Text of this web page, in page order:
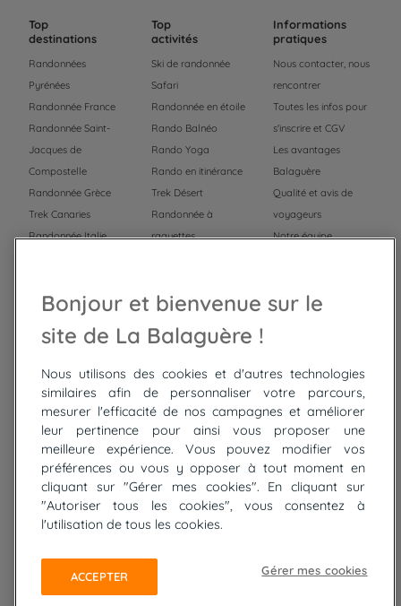
Top
destinations
Randonnées
Pyrénées
Randonnée France
Randonnée Saint-
Jacques de
Compostelle
Randonnée Grèce
Trek Canaries
Randonnée Italie
Trek Mauritanie
Top
activités
Ski de randonnée
Safari
Randonnée en étoile
Rando Balnéo
Rando Yoga
Rando en itinérance
Trek Désert
Randonnée à
raquettes
Trek
Informations
pratiques
Nous contacter, nous
rencontrer
Toutes les infos pour
s'inscrire et CGV
Les avantages
Balaguère
Qualité et avis de
voyageurs
Notre équipe
Top
circuits
Tour du lac de Constance à vélo
Cyclades : Amorgos et Naxos
Randonnée aux Bardenas Reales
De Collioure à Cadaquès à pied
Découverte des trésors de Madère
Rando Réunion en douceur
Trek sur Tenerife
Bonjour et bienvenue sur le
site de La Balaguère !
Nous utilisons des cookies et d'autres technologies
similaires afin de personnaliser votre parcours,
mesurer l'efficacité de nos campagnes et améliorer
leur pertinence pour ainsi vous proposer une
meilleure expérience. Vous pouvez modifier vos
préférences ou vous y opposer à tout moment en
cliquant sur "Gérer mes cookies". En cliquant sur
"Autoriser tous les cookies", vous consentez à
l'utilisation de tous les cookies.
Gérer mes cookies
ACCEPTER